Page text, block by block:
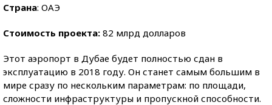
Страна: ОАЭ
Стоимость проекта: 82 млрд долларов
Этот аэропорт в Дубае будет полностью сдан в
эксплуатацию в 2018 году. Он станет самым большим в
мире сразу по нескольким параметрам: по площади,
сложности инфраструктуры и пропускной способности.